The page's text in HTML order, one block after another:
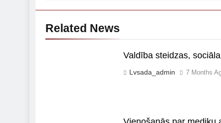
Related News
Valdība steidzas,
Lvsada_admin 7 Months